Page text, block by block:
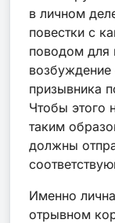
в личном
повестки с
поводом для
возбуждение
призывника
Чтобы этого
таким
должны
Именно
отрывном